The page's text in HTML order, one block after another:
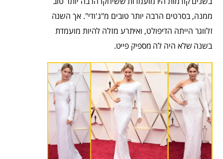
ממנה, בסרטים הרבה יותר טובים מ"ג'ודי". אך השנה
זלווגר הייתה הדיפולט, ואיתרע מזלה להיות מועמדת
בשנה שלא היה לה מספיק פייט.